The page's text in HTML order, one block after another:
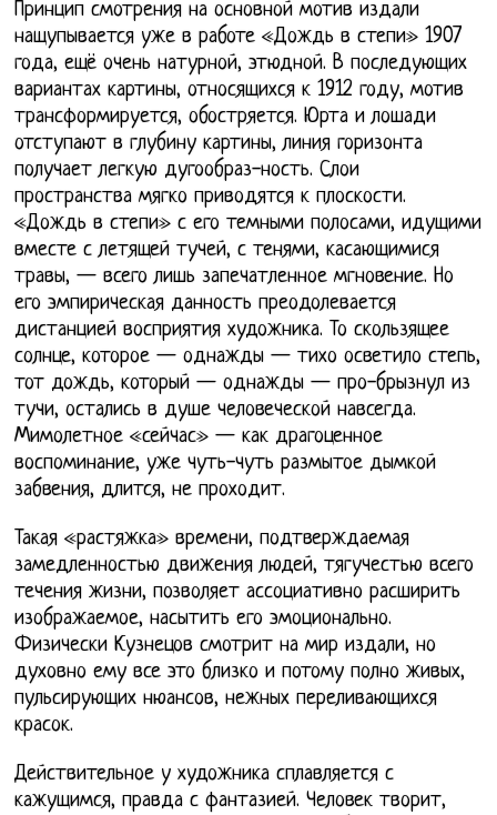
Принцип смотрения на основной мотив издали
нащупывается уже в работе «Дождь в степи» 1907
года, ещё очень натурной, этюдной. В последующих
вариантах картины, относящихся к 1912 году, мотив
трансформируется, обостряется. Юрта и лошади
отступают в глубину картины, линия горизонта
получает легкую дугообраз-ность. Слои
пространства мягко приводятся к плоскости.
«Дождь в степи» с его темными полосами, идущими
вместе с летящей тучей, с тенями, касающимися
травы, — всего лишь запечатленное мгновение. Но
его эмпирическая данность преодолевается
дистанцией восприятия художника. То скользящее
солнце, которое — однажды — тихо осветило степь,
тот дождь, который — однажды — про-брызнул из
тучи, остались в душе человеческой навсегда.
Мимолетное «сейчас» — как драгоценное
воспоминание, уже чуть-чуть размытое дымкой
забвения, длится, не проходит.
Такая «растяжка» времени, подтверждаемая
замедленностью движения людей, тягучестью всего
течения жизни, позволяет ассоциативно расширить
изображаемое, насытить его эмоционально.
Физически Кузнецов смотрит на мир издали, но
духовно ему все это близко и потому полно живых,
пульсирующих нюансов, нежных переливающихся
красок.
Действительное у художника сплавляется с
кажущимся, правда с фантазией. Человек творит,